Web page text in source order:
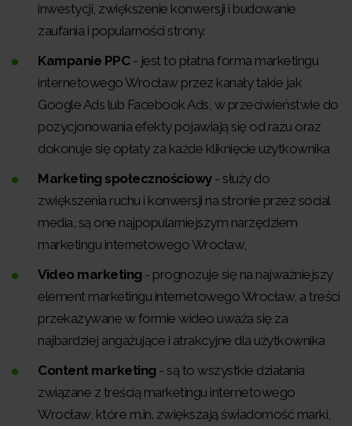
inwestycji, zwiększenie konwersji i budowanie
zaufania i popularności strony.
Kampanie PPC- jest to płatna forma marketingu
internetowego Wrocław przez kanały takie jak
Google Ads lub Facebook Ads, w przeciwieństwie do
pozycjonowania efekty pojawiają się od razu oraz
dokonuje się opłaty za każde kliknięcie użytkownika
Marketing społecznościowy- służy do
zwiększenia ruchu i konwersji na stronie przez social
media, są one najpopularniejszym narzędziem
marketingu internetowego Wrocław,
Video marketing - prognozuje się na najważniejszy
element marketingu internetowego Wrocław, a treści
przekazywane w formie wideo uważa się za
najbardziej angażujące i atrakcyjne dla użytkownika
Content marketing - są to wszystkie działania
związane z treścią marketingu internetowego
Wrocław, które m.in. zwiększają świadomość marki,